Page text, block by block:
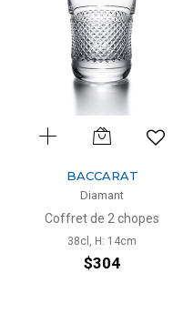
BACCARAT
Diamant
Coffret de 2 chopes
38cl, H: 14cm
$304